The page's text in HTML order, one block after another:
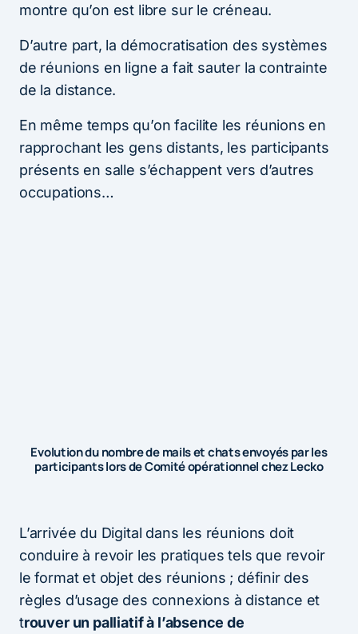
montre qu’on est libre sur le créneau.
D’autre part, la démocratisation des systèmes
de réunions en ligne a fait sauter la contrainte
de la distance.
En même temps qu’on facilite les réunions en
rapprochant les gens distants, les participants
présents en salle s’échappent vers d’autres
occupations…
Evolution du nombre de mails et chats envoyés par les
participants lors de Comité opérationnel chez Lecko
L’arrivée du Digital dans les réunions doit
conduire à revoir les pratiques tels que revoir
le format et objet des réunions ; définir des
règles d’usage des connexions à distance et
trouver un palliatif à l’absence de